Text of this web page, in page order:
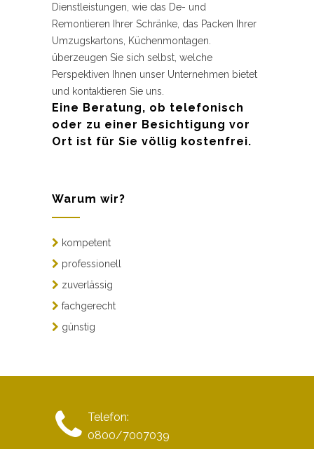
Dienstleistungen, wie das De- und
Remontieren Ihrer Schränke, das Packen Ihrer
Umzugskartons, Küchenmontagen.
überzeugen Sie sich selbst, welche
Perspektiven Ihnen unser Unternehmen bietet
und kontaktieren Sie uns.
Eine Beratung, ob telefonisch
oder zu einer Besichtigung vor
Ort ist für Sie völlig kostenfrei.
Warum wir?
kompetent
professionell
zuverlässig
fachgerecht
günstig
Telefon:
0800/7007039